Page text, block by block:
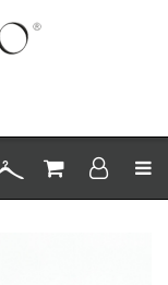
Menu